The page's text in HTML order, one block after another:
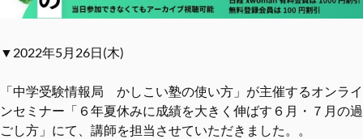
▼2022年5月26日(木)
「中学受験情報局 かしこい塾の使い方」が主催するオンライ
ンセミナー「６年夏休みに成績を大きく伸ばす６月・７月の過
ごし方」にて、講師を担当させていただきました。。